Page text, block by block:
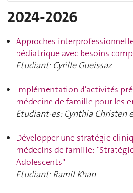
2024-2026
Approches
pédiatrique avec besoins
Etudiant: Cyrille Gueissaz
Implémentation d'activités
médecine de famille pour les
Etudiant-es: Cynthia Christen
Développer une stratégie
médecins de famille:
Adolescents"
Etudiant: Ramil Khan